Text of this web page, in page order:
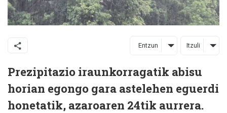
Entzun Itzuli
Prezipitazio iraunkorragatik abisu
horian egongo gara astelehen eguerdi
honetatik, azaroaren 24tik aurrera.